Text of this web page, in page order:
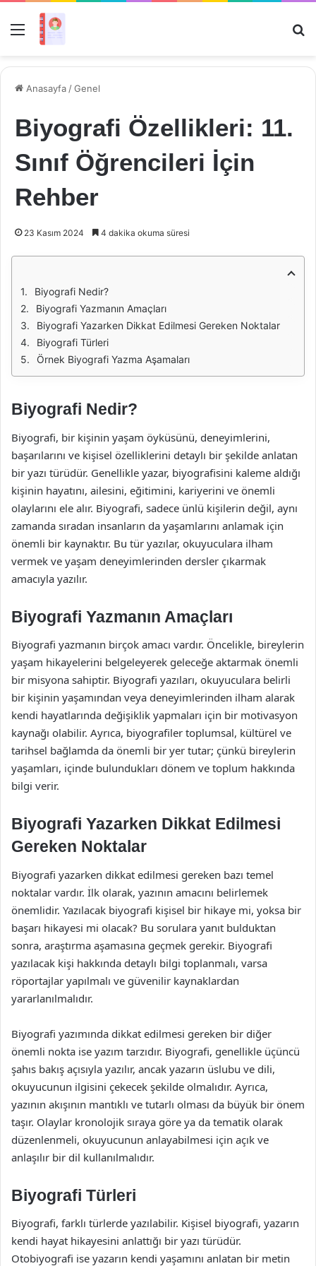
Menü
Anasayfa /Genel
Biyografi Özellikleri: 11.
Sınıf Öğrencileri İçin
Rehber
23 Kasım 2024 4 dakika okuma süresi
Biyografi Nedir?
Biyografi Yazmanın Amaçları
Biyografi Yazarken Dikkat Edilmesi Gereken Noktalar
Biyografi Türleri
Örnek Biyografi Yazma Aşamaları
Biyografi Nedir?
Biyografi, bir kişinin yaşam öyküsünü, deneyimlerini,
başarılarını ve kişisel özelliklerini detaylı bir şekilde anlatan
bir yazı türüdür. Genellikle yazar, biyografisini kaleme aldığı
kişinin hayatını, ailesini, eğitimini, kariyerini ve önemli
olaylarını ele alır. Biyografi, sadece ünlü kişilerin değil, aynı
zamanda sıradan insanların da yaşamlarını anlamak için
önemli bir kaynaktır. Bu tür yazılar, okuyuculara ilham
vermek ve yaşam deneyimlerinden dersler çıkarmak
amacıyla yazılır.
Biyografi Yazmanın Amaçları
Biyografi yazmanın birçok amacı vardır. Öncelikle, bireylerin
yaşam hikayelerini belgeleyerek geleceğe aktarmak önemli
bir misyona sahiptir. Biyografi yazıları, okuyuculara belirli
bir kişinin yaşamından veya deneyimlerinden ilham alarak
kendi hayatlarında değişiklik yapmaları için bir motivasyon
kaynağı olabilir. Ayrıca, biyografiler toplumsal, kültürel ve
tarihsel bağlamda da önemli bir yer tutar; çünkü bireylerin
yaşamları, içinde bulundukları dönem ve toplum hakkında
bilgi verir.
Biyografi Yazarken Dikkat Edilmesi
Gereken Noktalar
Biyografi yazarken dikkat edilmesi gereken bazı temel
noktalar vardır. İlk olarak, yazının amacını belirlemek
önemlidir. Yazılacak biyografi kişisel bir hikaye mi, yoksa bir
başarı hikayesi mi olacak? Bu sorulara yanıt bulduktan
sonra, araştırma aşamasına geçmek gerekir. Biyografi
yazılacak kişi hakkında detaylı bilgi toplanmalı, varsa
röportajlar yapılmalı ve güvenilir kaynaklardan
yararlanılmalıdır.
Biyografi yazımında dikkat edilmesi gereken bir diğer
önemli nokta ise yazım tarzıdır. Biyografi, genellikle üçüncü
şahıs bakış açısıyla yazılır, ancak yazarın üslubu ve dili,
okuyucunun ilgisini çekecek şekilde olmalıdır. Ayrıca,
yazının akışının mantıklı ve tutarlı olması da büyük bir önem
taşır. Olaylar kronolojik sıraya göre ya da tematik olarak
düzenlenmeli, okuyucunun anlayabilmesi için açık ve
anlaşılır bir dil kullanılmalıdır.
Biyografi Türleri
Biyografi, farklı türlerde yazılabilir. Kişisel biyografi, yazarın
kendi hayat hikayesini anlattığı bir yazı türüdür.
Otobiyografi ise yazarın kendi yaşamını anlatan bir metin